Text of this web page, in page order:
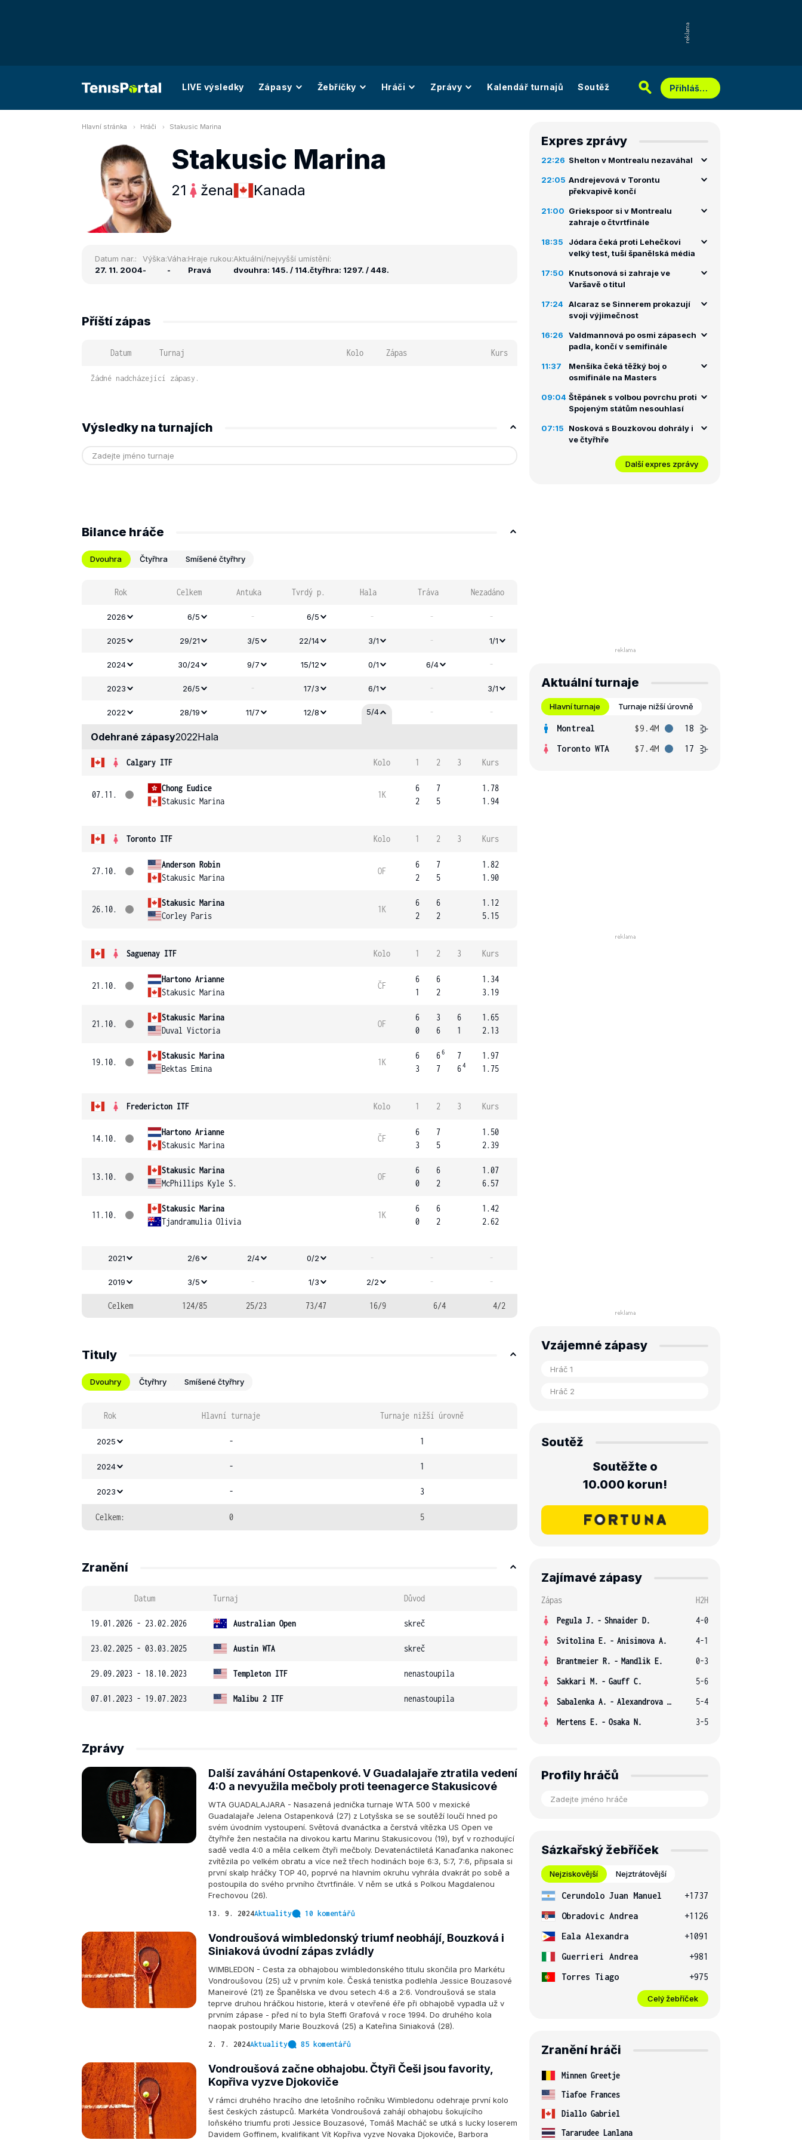
LIVE výsledky Zápasy Žebříčky Hráči Zprávy Kalendář turnajů Soutěž Přihlášení
Hlavní stránka Hráči Stakusic Marina
Stakusic Marina
21 žena Kanada
Datum nar.:
27. 11. 2004
Výška:
-
Váha:
-
Hraje rukou:
Pravá
Aktuální/nejvyšší umístění:
dvouhra: 145. / 114.čtyřhra: 1297. / 448.
Příští zápas
Datum Turnaj Kolo Zápas Kurs
Žádné nadcházející zápasy.
Výsledky na turnajích
Bilance hráče
Dvouhra Čtyřhra Smíšené čtyřhry
Rok Celkem Antuka Tvrdý p. Hala Tráva Nezadáno
2026 6/5 - 6/5 - - -
2025 29/21 3/5 22/14 3/1 - 1/1
2024 30/24 9/7 15/12 0/1 6/4 -
2023 26/5 - 17/3 6/1 - 3/1
2022 28/19 11/7 12/8 5/4 - -
Odehrané zápasy2022Hala
Calgary ITF Kolo 1 2 3 Kurs
07.11.
Chong Eudice
Stakusic Marina
1K
6
2
7
5
1.78
1.94
Toronto ITF Kolo 1 2 3 Kurs
27.10.
Anderson Robin
Stakusic Marina
OF
6
2
7
5
1.82
1.90
26.10.
Stakusic Marina
Corley Paris
1K
6
2
6
2
1.12
5.15
Saguenay ITF Kolo 1 2 3 Kurs
21.10.
Hartono Arianne
Stakusic Marina
ČF
6
1
6
2
1.34
3.19
21.10.
Stakusic Marina
Duval Victoria
OF
6
0
3
6
6
1
1.65
2.13
19.10.
Stakusic Marina
Bektas Emina
1K
6
3
66
7
7
64
1.97
1.75
Fredericton ITF Kolo 1 2 3 Kurs
14.10.
Hartono Arianne
Stakusic Marina
ČF
6
3
7
5
1.50
2.39
13.10.
Stakusic Marina
McPhillips Kyle S.
OF
6
0
6
2
1.07
6.57
11.10.
Stakusic Marina
Tjandramulia Olivia
1K
6
0
6
2
1.42
2.62
2021 2/6 2/4 0/2 - - -
2019 3/5 - 1/3 2/2 - -
Celkem 124/85 25/23 73/47 16/9 6/4 4/2
Tituly
Dvouhry Čtyřhry Smíšené čtyřhry
Rok Hlavní turnaje Turnaje nižší úrovně
2025 - 1
2024 - 1
2023 - 3
Celkem: 0 5
Zranění
Datum Turnaj Důvod
19.01.2026 - 23.02.2026 Australian Open skreč
23.02.2025 - 03.03.2025 Austin WTA skreč
29.09.2023 - 18.10.2023 Templeton ITF nenastoupila
07.01.2023 - 19.07.2023 Malibu 2 ITF nenastoupila
Zprávy
Další zaváhání Ostapenkové. V Guadalajaře ztratila vedení
4:0 a nevyužila mečboly proti teenagerce Stakusicové
WTA GUADALAJARA - Nasazená jednička turnaje WTA 500 v mexické
Guadalajaře Jelena Ostapenková (27) z Lotyšska se se soutěží loučí hned po
svém úvodním vystoupení. Světová dvanáctka a čerstvá vítězka US Open ve
čtyřhře žen nestačila na divokou kartu Marinu Stakusicovou (19), byť v rozhodující
sadě vedla 4:0 a měla celkem čtyři mečboly. Devatenáctiletá Kanaďanka nakonec
zvítězila po velkém obratu a více než třech hodinách boje 6:3, 5:7, 7:6, připsala si
první skalp hráčky TOP 40, poprvé na hlavním okruhu vyhrála dvakrát po sobě a
postoupila do svého prvního čtvrtfinále. V něm se utká s Polkou Magdalenou
Frechovou (26).
13. 9. 2024Aktuality 10 komentářů
Vondroušová wimbledonský triumf neobhájí, Bouzková i
Siniaková úvodní zápas zvládly
WIMBLEDON - Cesta za obhajobou wimbledonského titulu skončila pro Markétu
Vondroušovou (25) už v prvním kole. Česká tenistka podlehla Jessice Bouzasové
Maneirové (21) ze Španělska ve dvou setech 4:6 a 2:6. Vondroušová se stala
teprve druhou hráčkou historie, která v otevřené éře při obhajobě vypadla už v
prvním zápase - před ní to byla Steffi Grafová v roce 1994. Do druhého kola
naopak postoupily Marie Bouzková (25) a Kateřina Siniaková (28).
2. 7. 2024Aktuality 85 komentářů
Vondroušová začne obhajobu. Čtyři Češi jsou favority,
Kopřiva vyzve Djokoviče
V rámci druhého hracího dne letošního ročníku Wimbledonu odehraje první kolo
šest českých zástupců. Markéta Vondroušová zahájí obhajobu šokujícího
loňského triumfu proti Jessice Bouzasové, Tomáš Macháč se utká s lucky loserem
Davidem Goffinem, kvalifikant Vít Kopřiva vyzve Novaka Djokoviče, Barbora
Expres zprávy
22:26 Shelton v Montrealu nezaváhal
22:05 Andrejevová v Torontu
překvapivě končí
21:00 Griekspoor si v Montrealu
zahraje o čtvrtfinále
18:35
Jódara čeká proti Lehečkovi
velký test, tuší španělská média
17:50
Knutsonová si zahraje ve
Varšavě o titul
17:24 Alcaraz se Sinnerem prokazují
svoji výjimečnost
16:26
Valdmannová po osmi zápasech
padla, končí v semifinále
11:37
Menšíka čeká těžký boj o
osmifinále na Masters
09:04 Štěpánek s volbou povrchu proti
Spojeným státům nesouhlasí
07:15
Nosková s Bouzkovou dohrály i
ve čtyřhře
Další expres zprávy
Aktuální turnaje
Hlavní turnaje Turnaje nižší úrovně
Montreal $9.4M
18
Toronto WTA
$7.4M 17
Vzájemné zápasy
Soutěž
Soutěžte o
10.000 korun!
Zajímavé zápasy
Zápas
H2H
Pegula J. - Shnaider D.
4-0
Svitolina E. - Anisimova A.
4-1
Brantmeier R. - Mandlik E.
0-3
Sakkari M. - Gauff C.
5-6
Sabalenka A. - Alexandrova E.
5-4
Mertens E. - Osaka N. 3-5
Profily hráčů
Sázkařský žebříček
Nejziskovější Nejztrátovější
Cerundolo Juan Manuel
+1737
Obradovic Andrea
+1126
Eala Alexandra
+1091
Guerrieri Andrea
+981
Torres Tiago
+975
Celý žebříček
Zranění hráči
Minnen Greetje
Tiafoe Frances
Diallo Gabriel
Tararudee Lanlana